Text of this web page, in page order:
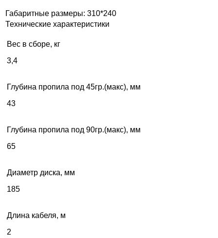
Габаритные размеры: 310*240
Технические характеристики
Вес в сборе, кг
3,4
Глубина пропила под 45гр.(макс), мм
43
Глубина пропила под 90гр.(макс), мм
65
Диаметр диска, мм
185
Длина кабеля, м
2